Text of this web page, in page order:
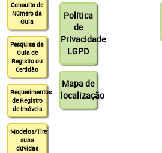
Consulta de
Número da
Guia
Pesquisa da
Guia de
Registro ou
Certidão
Requerimentos
de Registro
de Imóveis
Modelos/Tire
suas
dúvidas
Política
de
Privacidade
LGPD
Mapa de
localização